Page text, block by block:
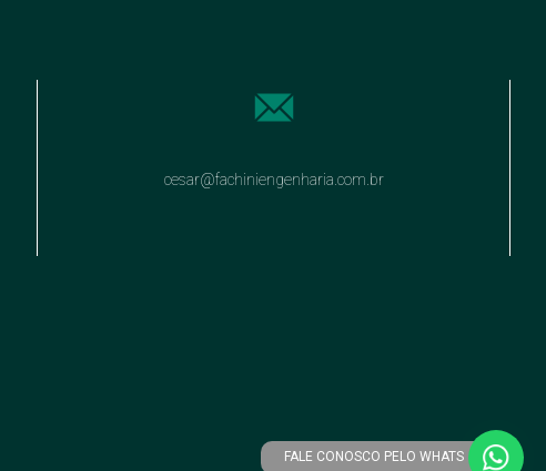
cesar@fachiniengenharia.com.br
FALE CONOSCO PELO WHATS